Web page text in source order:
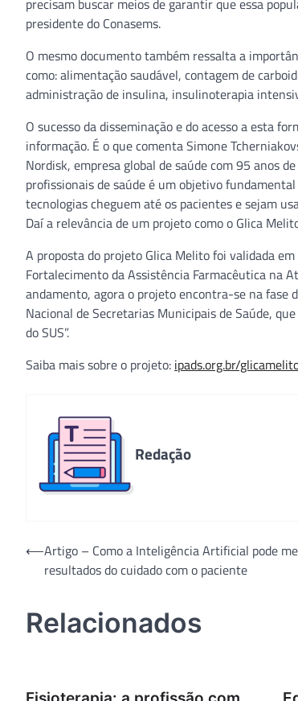
precisam buscar meios de garantir que essa
presidente do Conasems.
O mesmo documento também ressalta a
como: alimentação saudável, contagem de
administração de insulina, insulinoterapia
O sucesso da disseminação e do acesso a esta
informação. É o que comenta Simone
Nordisk, empresa global de saúde com 95 anos
profissionais de saúde é um objetivo
tecnologias cheguem até os pacientes e sejam
Daí a relevância de um projeto como o Glica
A proposta do projeto Glica Melito foi validada
Fortalecimento da Assistência Farmacêutica na
andamento, agora o projeto encontra-se na fase
Nacional de Secretarias Municipais de Saúde,
do SUS”.
Saiba mais sobre o projeto: ipads.org.br/
Redação
Navegação
⟵Artigo – Como a Inteligência Artificial pode
resultados do cuidado com o paciente
Relacionados